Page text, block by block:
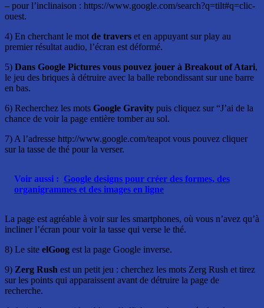
– pour l’inclinaison : https://www.google.com/search?q=tilt#q=clic-
ouest.
4) En cherchant le mot de travers et en appuyant sur play au
premier résultat audio, l’écran est déformé.
5) Dans Google Pictures vous pouvez jouer à Breakout of Atari,
le jeu des briques à détruire avec la balle rebondissant sur une barre
en bas.
6) Recherchez les mots Google Gravity puis cliquez sur “J’ai de la
chance de voir la page entière tomber au sol.
7) A l’adresse http://www.google.com/teapot vous pouvez cliquer
sur la tasse de thé pour la verser.
Voir aussi : Google designs pour créer des formes, des
organigrammes et des images en ligne
La page est agréable à voir sur les smartphones, où vous n’avez qu’à
incliner l’écran pour voir la tasse qui verse le thé.
8) Le site elGoog est la page Google inverse.
9) Zerg Rush est un petit jeu : cherchez les mots Zerg Rush et tirez
sur les points qui apparaissent avant de détruire la page de
recherche.